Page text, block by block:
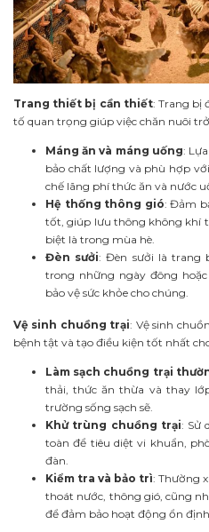
Trang thiết bị cần thiết: Trang bị
tố quan trọng giúp việc chăn nuôi
Máng ăn và máng uống:
bảo chất lượng và phù hợp
chế lãng phí thức ăn và nước
Hệ thống thông gió: Đảm
tốt, giúp lưu thông không khí
biệt là trong mùa hè.
Đèn sưởi: Đèn sưởi là trang
trong những ngày đông
bảo vệ sức khỏe cho chúng.
Vệ sinh chuồng trại: Vệ sinh
bệnh tật và tạo điều kiện tốt nhất
Làm sạch chuồng trại
thải, thức ăn thừa và thay
trường sống sạch sẽ.
Khử trùng chuồng trại: Sử
toàn để tiêu diệt vi khuẩn,
đàn.
Kiểm tra và bảo trì: Thường
thoát nước, thông gió, cũng
để đảm bảo hoạt động ổn định